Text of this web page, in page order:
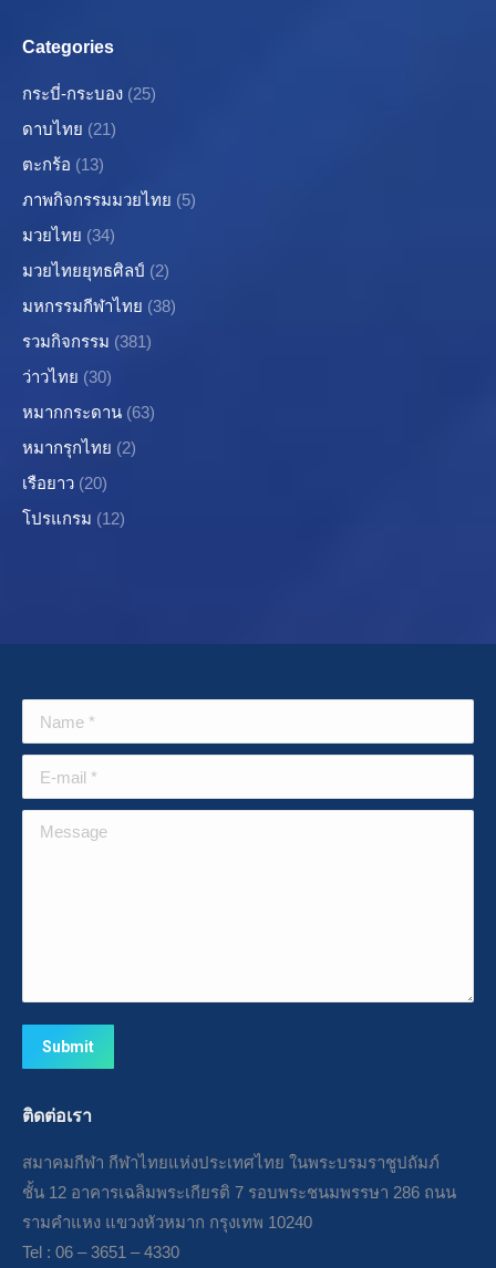
Categories
กระบี่-กระบอง (25)
ดาบไทย (21)
ตะกร้อ (13)
ภาพกิจกรรมมวยไทย (5)
มวยไทย (34)
มวยไทยยุทธศิลป์ (2)
มหกรรมกีฬาไทย (38)
รวมกิจกรรม (381)
ว่าวไทย (30)
หมากกระดาน (63)
หมากรุกไทย (2)
เรือยาว (20)
โปรแกรม (12)
Name *
E-mail *
Message
Submit
ติดต่อเรา
สมาคมกีฬา กีฬาไทยแห่งประเทศไทย ในพระบรมราชูปถัมภ์
ชั้น 12 อาคารเฉลิมพระเกียรติ 7 รอบพระชนมพรรษา 286 ถนน
รามคำแหง แขวงหัวหมาก กรุงเทพ 10240
Tel : 06 – 3651 – 4330